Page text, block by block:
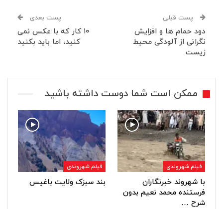
پست قبلی
دود حمام ها و افزایش
نگرانی از آلودگی محیط
زیست
پست بعدی
۱۰ کار که با عکس نمی
کنید، اما باید بکنید
ممکن است شما دوست داشته باشید
فیلم شهروندی
با شهروند خبرنگاران
فرستنده محمد نعیم بدون
شرح …
فیلم شهروندی
بند سبزک ولایت باغیس